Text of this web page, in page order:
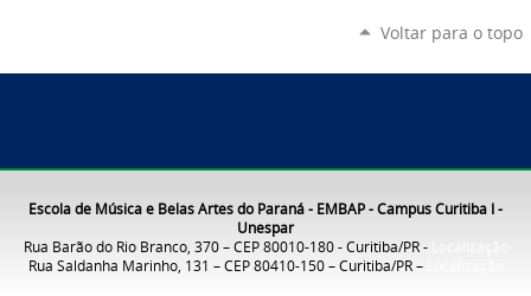
Voltar para o topo
Escola de Música e Belas Artes do Paraná - EMBAP - Campus Curitiba I -
Unespar
Rua Barão do Rio Branco, 370 – CEP 80010-180 - Curitiba/PR -
Rua Saldanha Marinho, 131 – CEP 80410-150 – Curitiba/PR –